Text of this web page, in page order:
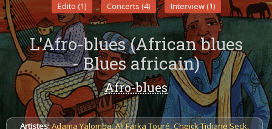
Edito (1)
Concerts (4) Interview (1)
L'Afro-blues (African blues
- Blues africain)
Afro-blues
Artistes:Adama Yalomba,Ali Farka Touré,Cheick Tidiane Seck,